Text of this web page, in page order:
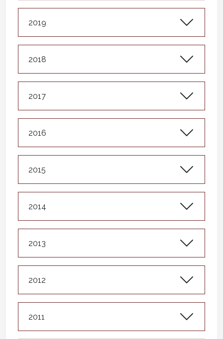
2019
2018
2017
2016
2015
2014
2013
2012
2011